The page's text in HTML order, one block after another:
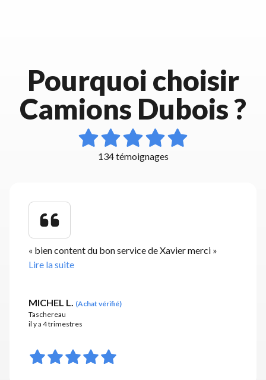
Pourquoi choisir
Camions Dubois ?
134 témoignages
« bien content du bon service de Xavier merci »
Lire la suite
MICHEL L. (Achat vérifié)
Taschereau
il y a 4 trimestres